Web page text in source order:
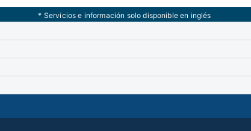
* Servicios e información solo disponible en inglés